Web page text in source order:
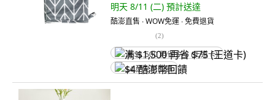
明天 8/11 (二) 預計送達
酷澎直售 ∙ WOW免運 ∙ 免費退貨
(2)
满 $1,500 再省 $75 (王道卡)
$4 酷澎幣回饋